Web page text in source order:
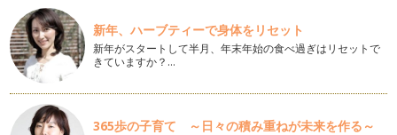
混ぜるだけ！春のカップケーキ
こんにちは！お菓子研究家 橋本清美です。 ３月は卒園や進
級などお別れの季節。 …
糖質オフ！ 混ぜるだけのチョコカップケーキ
こんにちは！お菓子研究家 橋本清美です。 今回は今、話題
の糖質オフの混ぜるだけチョ…
新年、ハーブティーで身体をリセット
新年がスタートして半月、年末年始の食べ過ぎはリセットで
きていますか？…
365歩の子育て ～日々の積み重ねが未来を作る～